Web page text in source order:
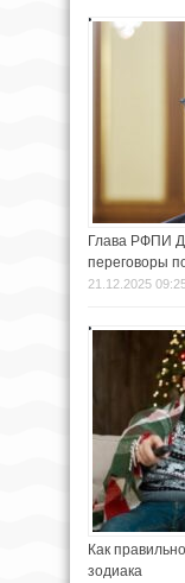
Глава РФПИ
переговоры
21.12.2025
Как
зодиака